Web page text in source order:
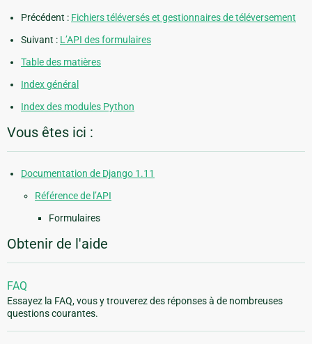
Précédent : Fichiers téléversés et gestionnaires de téléversement
Suivant : L’API des formulaires
Table des matières
Index général
Index des modules Python
Vous êtes ici :
Documentation de Django 1.11
Référence de l’API
Formulaires
Obtenir de l'aide
FAQ
Essayez la FAQ, vous y trouverez des réponses à de nombreuses
questions courantes.